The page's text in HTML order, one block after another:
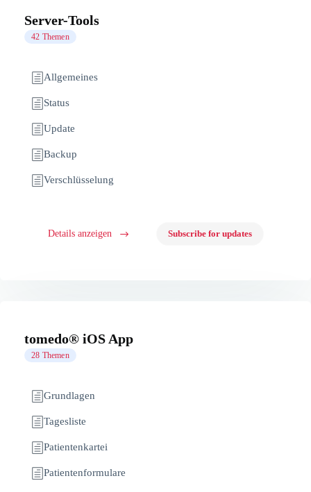
Server-Tools
42 Themen
Allgemeines
Status
Update
Backup
Verschlüsselung
Details anzeigen Subscribe for updates
tomedo® iOS App
28 Themen
Grundlagen
Tagesliste
Patientenkartei
Patientenformulare